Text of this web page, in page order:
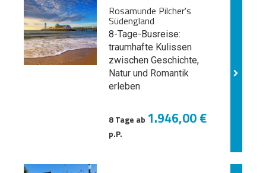
Rosamunde Pilcher's
Südengland
8-Tage-Busreise:
traumhafte Kulissen
zwischen Geschichte,
Natur und Romantik
erleben
8 Tage ab 1.946,00 €
p.P.